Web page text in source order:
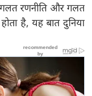
रणनीति और गलत
है, यह बात दुनिया